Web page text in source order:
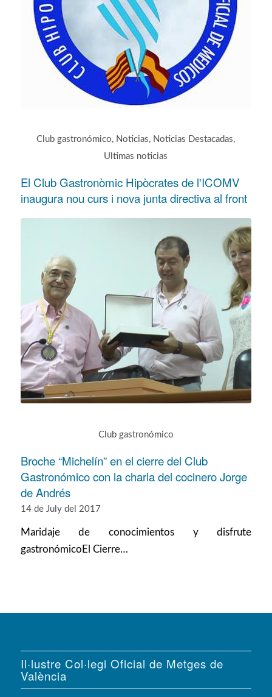
Club gastronómico, Noticias, Noticias Destacadas,
Ultimas noticias
El Club Gastronòmic Hipòcrates de l'ICOMV
inaugura nou curs i nova junta directiva al front
Club gastronómico
Broche “Michelín” en el cierre del Club
Gastronómico con la charla del cocinero Jorge
de Andrés
14 de July del 2017
Maridaje de conocimientos y disfrute
gastronómicoEl Cierre…
Il·lustre Col·legi Oficial de Metges de
València